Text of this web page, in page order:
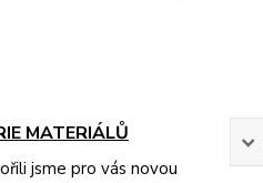
MATERIÁLŮ
jsme pro vás novou